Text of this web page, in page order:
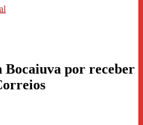
Bocaiuva por receber